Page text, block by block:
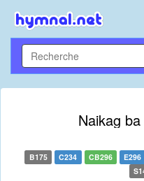
Naikag
B175 C234 CB296 E296